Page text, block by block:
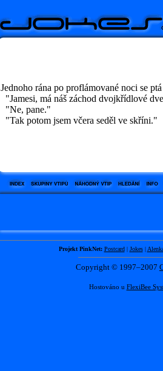
Jednoho rána po proflámované noci se
"Jamesi, má náš záchod dvojkřídlové
"Ne, pane."
"Tak potom jsem včera seděl ve skříni."
Projekt PinkNet: Postcard| Jokes|
Copyright © 1997–2007
Hostováno u FlexiBee